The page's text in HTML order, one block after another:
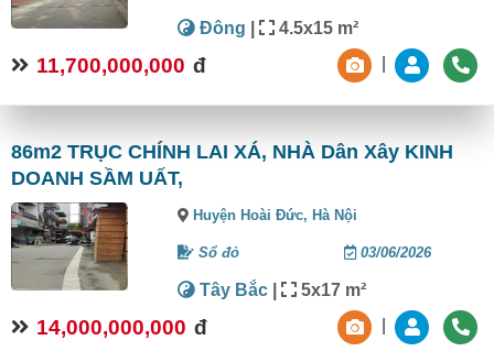
Đông | 4.5x15 m²
11,700,000,000 đ
86m2 TRỤC CHÍNH LAI XÁ, NHÀ Dân Xây KINH
DOANH SẦM UẤT,
Huyện Hoài Đức,Hà Nội
Sổ đỏ 03/06/2026
Tây Bắc | 5x17 m²
14,000,000,000 đ